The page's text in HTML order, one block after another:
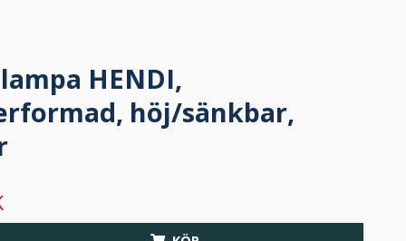
HENDI,
höj/sänkbar,